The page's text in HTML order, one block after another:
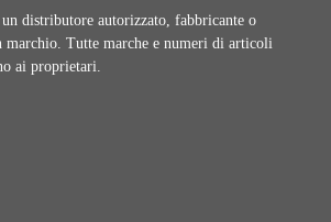
distributore autorizzato, fabbricante o
marchio. Tutte marche e numeri di articoli
ai proprietari.